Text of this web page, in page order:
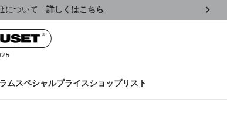
について 詳しくはこちら
ムスペシャルプライスショップリスト